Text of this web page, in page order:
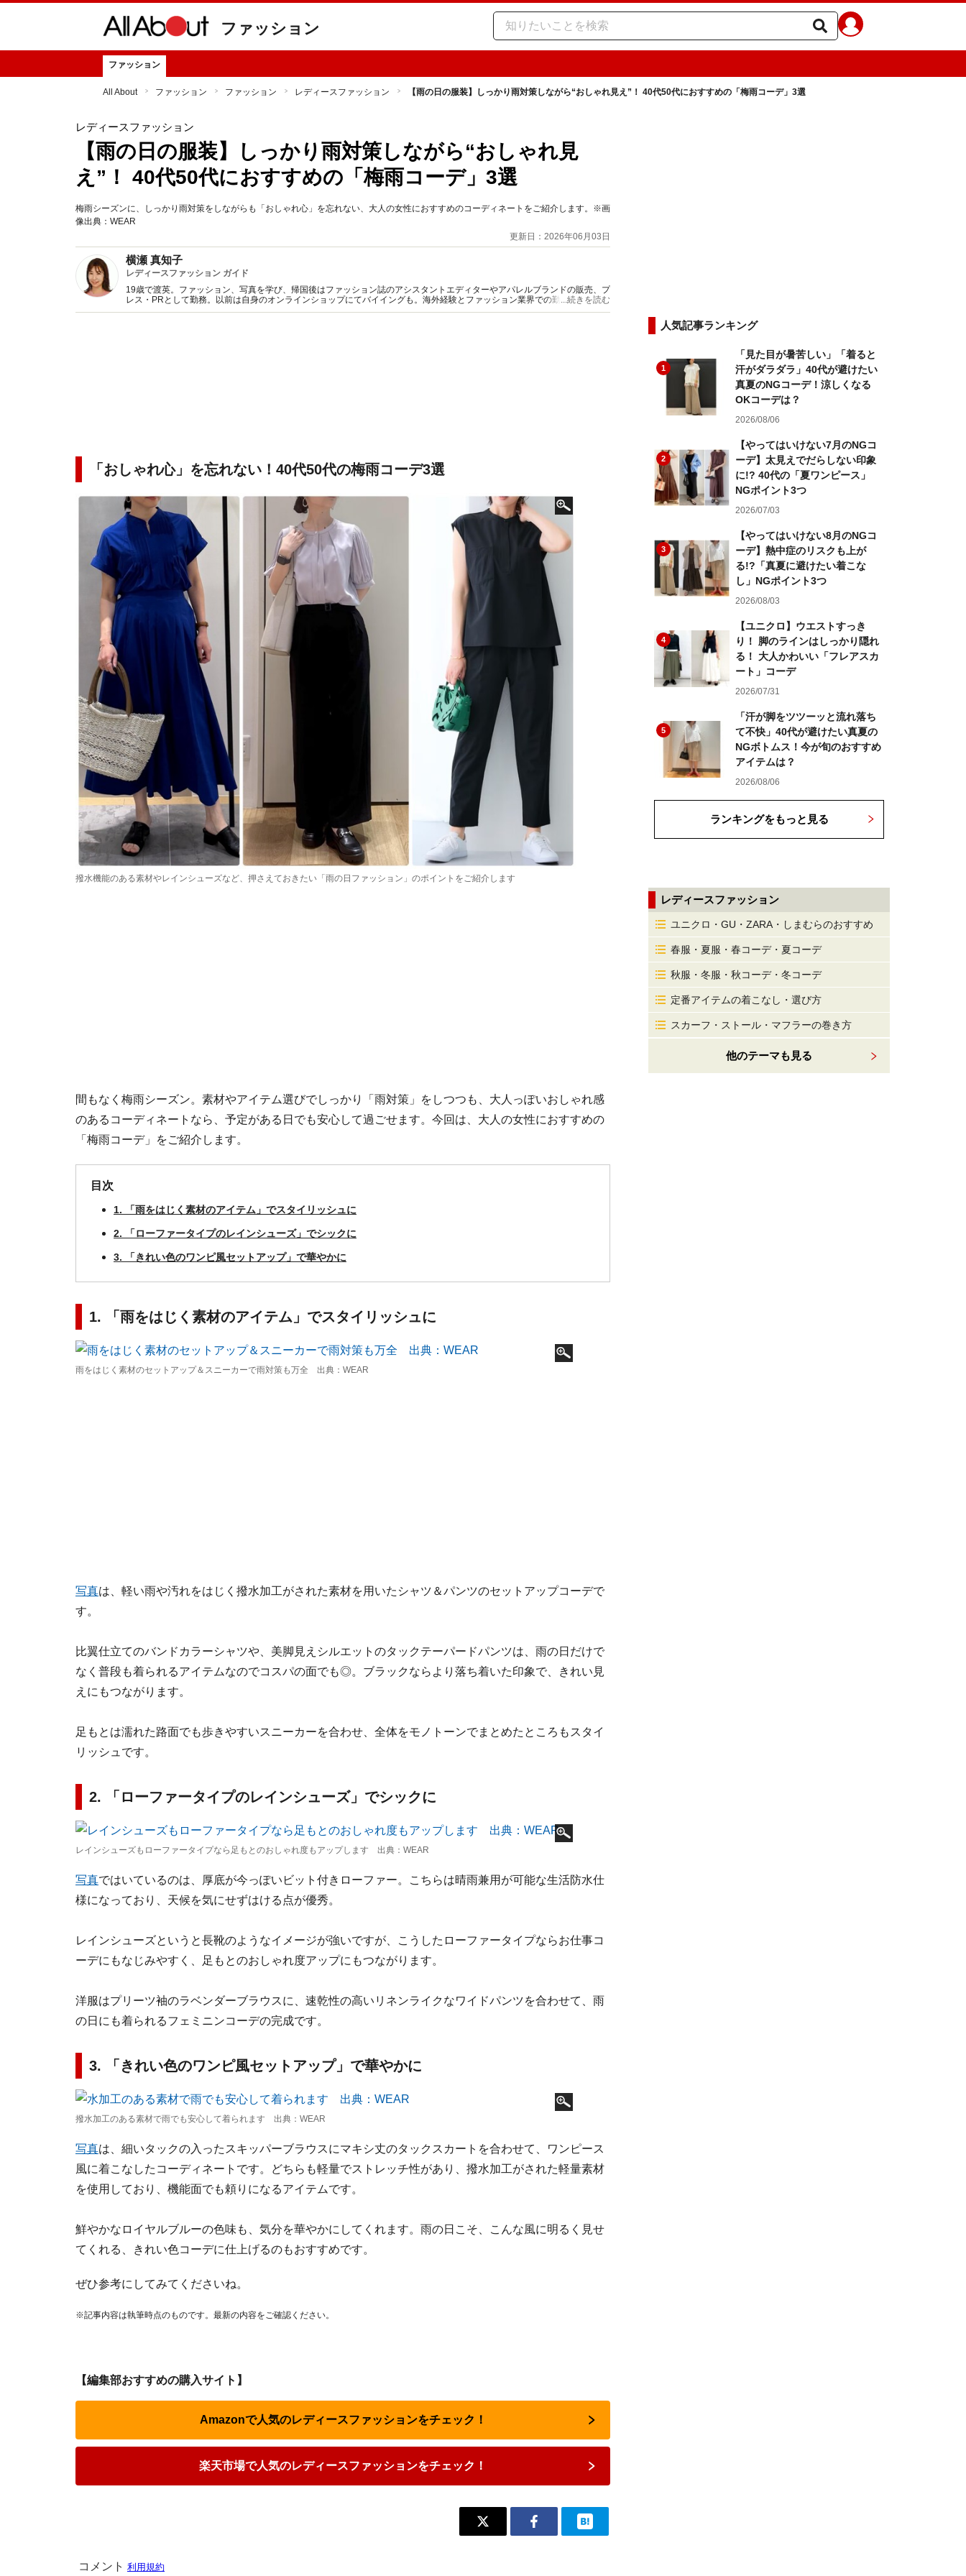
ファッション
ファッション
All About ファッション ファッション レディースファッション 【雨の日の服装】しっかり雨対策しながら“おしゃれ見え”！ 40代50代におすすめの「梅雨コーデ」3選
レディースファッション
【雨の日の服装】しっかり雨対策しながら“おしゃれ見
え”！ 40代50代におすすめの「梅雨コーデ」3選
梅雨シーズンに、しっかり雨対策をしながらも「おしゃれ心」を忘れない、大人の女性におすすめのコーディネートをご紹介します。※画
像出典：WEAR
更新日：2026年06月03日
横瀬 真知子
レディースファッション ガイド
19歳で渡英。ファッション、写真を学び、帰国後はファッション誌のアシスタントエディターやアパレルブランドの販売、プ
レス・PRとして勤務。以前は自身のオンラインショップにてバイイングも。海外経験とファッション業界での勤務経験から
得た知識をもとに、フレッシュなファッション情報をご提供します。
...続きを読む
「おしゃれ心」を忘れない！40代50代の梅雨コーデ3選
撥水機能のある素材やレインシューズなど、押さえておきたい「雨の日ファッション」のポイントをご紹介します
間もなく梅雨シーズン。素材やアイテム選びでしっかり「雨対策」をしつつも、大人っぽいおしゃれ感
のあるコーディネートなら、予定がある日でも安心して過ごせます。今回は、大人の女性におすすめの
「梅雨コーデ」をご紹介します。
目次
1. 「雨をはじく素材のアイテム」でスタイリッシュに
2. 「ローファータイプのレインシューズ」でシックに
3. 「きれい色のワンピ風セットアップ」で華やかに
1. 「雨をはじく素材のアイテム」でスタイリッシュに
雨をはじく素材のセットアップ＆スニーカーで雨対策も万全 出典：WEAR
写真は、軽い雨や汚れをはじく撥水加工がされた素材を用いたシャツ＆パンツのセットアップコーデで
す。
比翼仕立てのバンドカラーシャツや、美脚見えシルエットのタックテーパードパンツは、雨の日だけで
なく普段も着られるアイテムなのでコスパの面でも◎。ブラックならより落ち着いた印象で、きれい見
えにもつながります。
足もとは濡れた路面でも歩きやすいスニーカーを合わせ、全体をモノトーンでまとめたところもスタイ
リッシュです。
2. 「ローファータイプのレインシューズ」でシックに
レインシューズもローファータイプなら足もとのおしゃれ度もアップします 出典：WEAR
写真ではいているのは、厚底が今っぽいビット付きローファー。こちらは晴雨兼用が可能な生活防水仕
様になっており、天候を気にせずはける点が優秀。
レインシューズというと長靴のようなイメージが強いですが、こうしたローファータイプならお仕事コ
ーデにもなじみやすく、足もとのおしゃれ度アップにもつながります。
洋服はプリーツ袖のラベンダーブラウスに、速乾性の高いリネンライクなワイドパンツを合わせて、雨
の日にも着られるフェミニンコーデの完成です。
3. 「きれい色のワンピ風セットアップ」で華やかに
撥水加工のある素材で雨でも安心して着られます 出典：WEAR
写真は、細いタックの入ったスキッパーブラウスにマキシ丈のタックスカートを合わせて、ワンピース
風に着こなしたコーディネートです。どちらも軽量でストレッチ性があり、撥水加工がされた軽量素材
を使用しており、機能面でも頼りになるアイテムです。
鮮やかなロイヤルブルーの色味も、気分を華やかにしてくれます。雨の日こそ、こんな風に明るく見せ
てくれる、きれい色コーデに仕上げるのもおすすめです。
ぜひ参考にしてみてくださいね。
※記事内容は執筆時点のものです。最新の内容をご確認ください。
【編集部おすすめの購入サイト】
Amazonで人気のレディースファッションをチェック！
楽天市場で人気のレディースファッションをチェック！
人気記事ランキング
1
「見た目が暑苦しい」「着ると
汗がダラダラ」40代が避けたい
真夏のNGコーデ！涼しくなる
OKコーデは？
2026/08/06
2
【やってはいけない7月のNGコ
ーデ】太見えでだらしない印象
に!? 40代の「夏ワンピース」
NGポイント3つ
2026/07/03
3
【やってはいけない8月のNGコ
ーデ】熱中症のリスクも上が
る!?「真夏に避けたい着こな
し」NGポイント3つ
2026/08/03
4
【ユニクロ】ウエストすっき
り！ 脚のラインはしっかり隠れ
る！ 大人かわいい「フレアスカ
ート」コーデ
2026/07/31
5
「汗が脚をツツーッと流れ落ち
て不快」40代が避けたい真夏の
NGボトムス！今が旬のおすすめ
アイテムは？
2026/08/06
ランキングをもっと見る
レディースファッション
ユニクロ・GU・ZARA・しまむらのおすすめ
春服・夏服・春コーデ・夏コーデ
秋服・冬服・秋コーデ・冬コーデ
定番アイテムの着こなし・選び方
スカーフ・ストール・マフラーの巻き方
他のテーマも見る